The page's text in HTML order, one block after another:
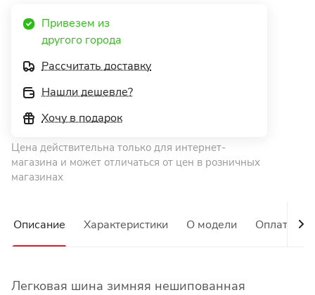
Привезем из
другого города
Рассчитать доставку
Нашли дешевле?
Хочу в подарок
Цена действительна только для интернет-
магазина и может отличаться от цен в розничных
магазинах
Описание Характеристики О модели Оплата
Легковая шина зимняя нешипованная